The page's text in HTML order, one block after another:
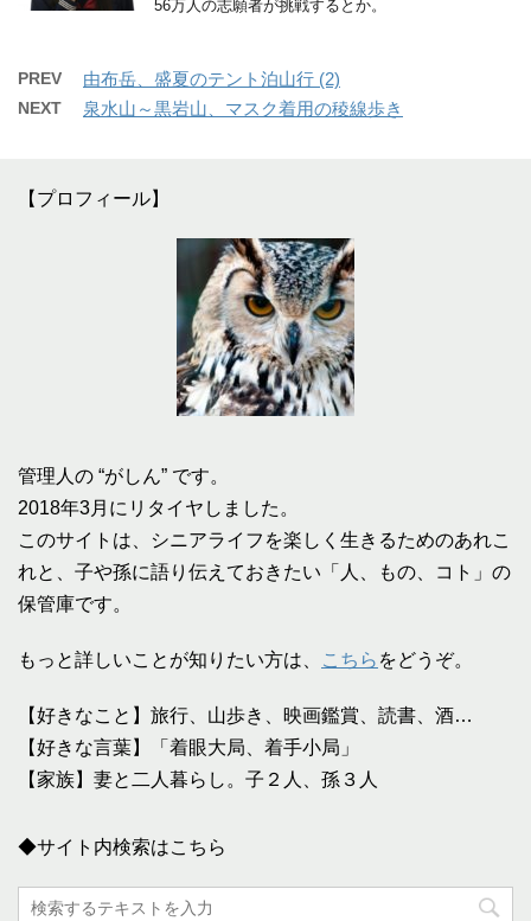
56万人の志願者が挑戦するとか。
PREV 由布岳、盛夏のテント泊山行 (2)
NEXT 泉水山～黒岩山、マスク着用の稜線歩き
【プロフィール】
管理人の “がしん” です。
2018年3月にリタイヤしました。
このサイトは、シニアライフを楽しく生きるためのあれこ
れと、子や孫に語り伝えておきたい「人、もの、コト」の
保管庫です。
もっと詳しいことが知りたい方は、 こちら をどうぞ。
【好きなこと】旅行、山歩き、映画鑑賞、読書、酒…
【好きな言葉】「着眼大局、着手小局」
【家族】妻と二人暮らし。子２人、孫３人
◆サイト内検索はこちら